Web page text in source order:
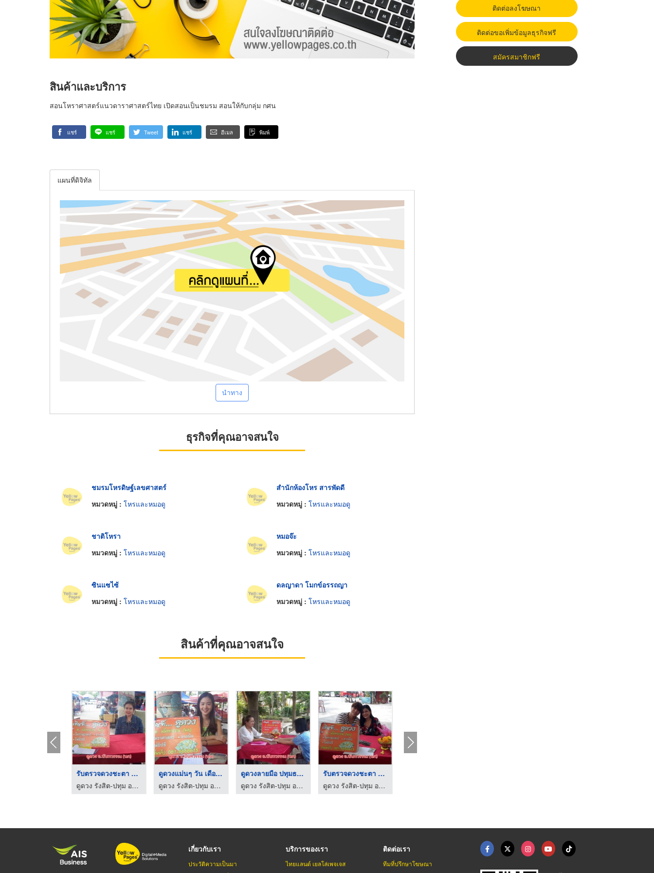
สินค้าและบริการ
สอนโหราศาสตร์แนวดาราศาสตร์ไทย เปิดสอนเป็นชมรม สอนให้กับกลุ่ม กศน
แชร์ แชร์ Tweet แชร์ อีเมล พิมพ์
แผนที่ดิจิทัล
นำทาง
ธุรกิจที่คุณอาจสนใจ
ชมรมโหรดิษฐ์เลขศาสตร์
หมวดหมู่ : โหรและหมอดู
สำนักห้องโหร สารพัดดี
หมวดหมู่ : โหรและหมอดู
ชาติโหรา
หมวดหมู่ : โหรและหมอดู
หมอจ๊ะ
หมวดหมู่ : โหรและหมอดู
ซินแซไซ้
หมวดหมู่ : โหรและหมอดู
ดลญาดา โมกข์อรรถญา
หมวดหมู่ : โหรและหมอดู
สินค้าที่คุณอาจสนใจ
ดูดวงไพ่ยิปซี ปทุมคล ...
ดูดวง รังสิต-ปทุม อาจารย์นก
รับตรวจดวงชะตา รังสิ ...
ดูดวง รังสิต-ปทุม อาจารย์นก
ดูดวงแม่นๆ วัน เดือน ...
ดูดวง รังสิต-ปทุม อาจารย์นก
ดูดวงลายมือ ปทุมธานี ...
ดูดวง รังสิต-ปทุม อาจารย์นก
ติดต่อลงโฆษณา
ติดต่อขอเพิ่มข้อมูลธุรกิจฟรี
สมัครสมาชิกฟรี
เกี่ยวกับเรา
ประวัติความเป็นมา
บริการของเรา
ไทยแลนด์ เยลโล่เพจเจส
ติดต่อเรา
ทีมที่ปรึกษาโฆษณา